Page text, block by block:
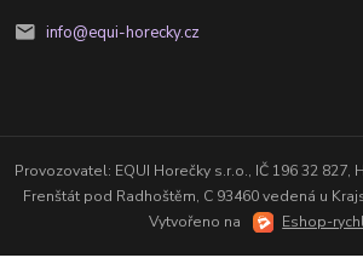
info@equi-horecky.cz
Provozovatel: EQUI Horečky s.r.o., IČ 196 32 827,
Frenštát pod Radhoštěm, C 93460 vedená u
Vytvořeno na
Eshop-